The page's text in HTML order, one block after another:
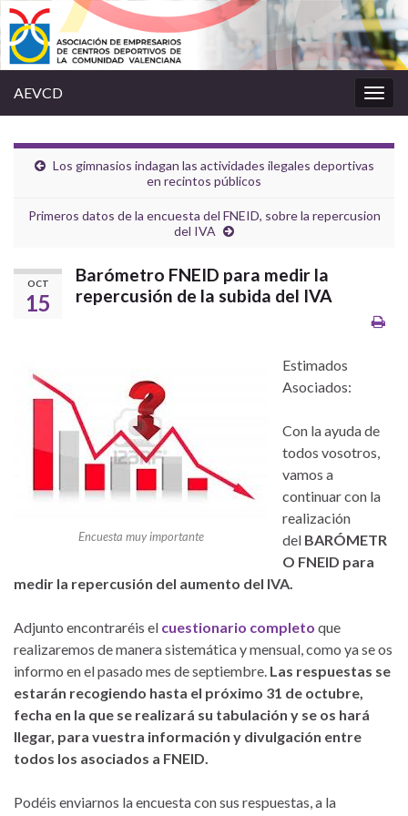
la
AEVCD
Los gimnasios indagan las actividades ilegales deportivas
en recintos públicos
Primeros datos de la encuesta del FNEID, sobre la repercusion
del IVA
OCT
15
Barómetro FNEID para medir la
repercusión de la subida del IVA
Encuesta muy importante
Estimados
Asociados:
Con la ayuda de
todos vosotros,
vamos a
continuar con la
realización
del BARÓMETR
O FNEID para
medir la repercusión del aumento del IVA.
Adjunto encontraréis el cuestionario completo que
realizaremos de manera sistemática y mensual, como ya se os
informo en el pasado mes de septiembre. Las respuestas se
estarán recogiendo hasta el próximo 31 de octubre,
fecha en la que se realizará su tabulación y se os hará
llegar, para vuestra información y divulgación entre
todos los asociados a FNEID.
Podéis enviarnos la encuesta con sus respuestas, a la